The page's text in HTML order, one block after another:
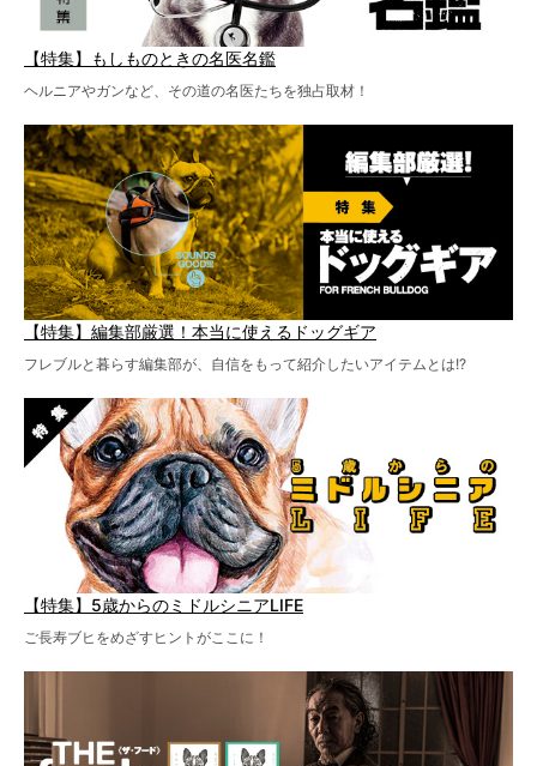
【特集】もしものときの名医名鑑
ヘルニアやガンなど、その道の名医たちを独占取材！
【特集】編集部厳選！本当に使えるドッグギア
フレブルと暮らす編集部が、自信をもって紹介したいアイテムとは!?
【特集】5歳からのミドルシニアLIFE
ご長寿ブヒをめざすヒントがここに！